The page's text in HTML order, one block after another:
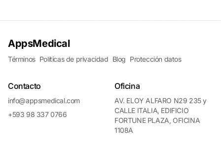
AppsMedical
Términos Políticas de privacidad Blog Protección datos
Contacto
info@appsmedical.com
+593 98 337 0766
Oficina
AV. ELOY ALFARO N29 235 y
CALLE ITALIA, EDIFICIO
FORTUNE PLAZA, OFICINA
1108A